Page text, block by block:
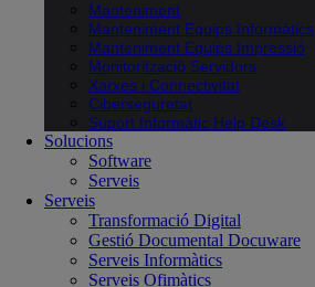
Manteniment
Manteniment Equips Informàtics
Manteniment Equips Impressió
Monitorització Servidors
Xarxes i Connectivitat
Ciberseguretat
Suport Informàtic Help Desk
Solucions
Software
Serveis
Serveis
Transformació Digital
Gestió Documental Docuware
Serveis Informàtics
Serveis Ofimàtics